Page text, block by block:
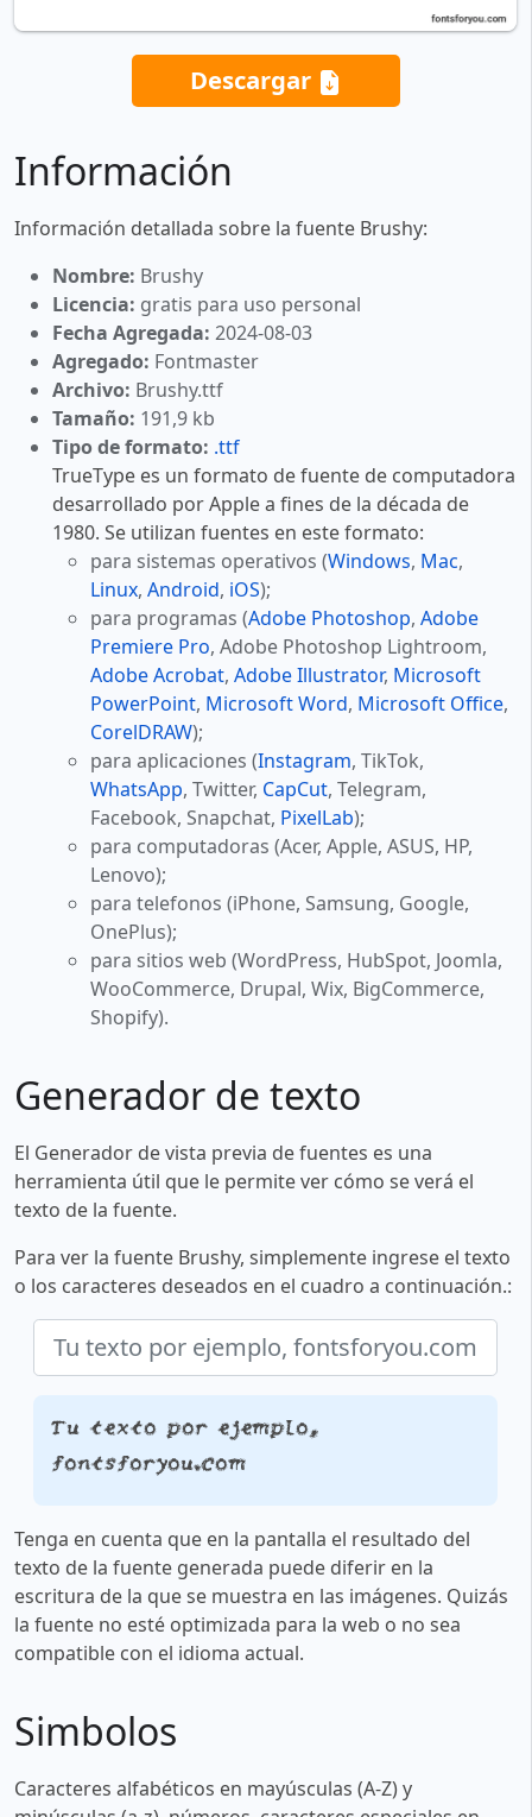
Descargar
Información
Información detallada sobre la fuente Brushy:
Nombre: Brushy
Licencia: gratis para uso personal
Fecha Agregada: 2024-08-03
Agregado: Fontmaster
Archivo: Brushy.ttf
Tamaño: 191,9 kb
Tipo de formato: .ttf
TrueType es un formato de fuente de computadora
desarrollado por Apple a fines de la década de
1980. Se utilizan fuentes en este formato:
para sistemas operativos (Windows, Mac,
Linux, Android, iOS);
para programas (Adobe Photoshop, Adobe
Premiere Pro, Adobe Photoshop Lightroom,
Adobe Acrobat, Adobe Illustrator, Microsoft
PowerPoint, Microsoft Word, Microsoft Office,
CorelDRAW);
para aplicaciones (Instagram, TikTok,
WhatsApp, Twitter, CapCut, Telegram,
Facebook, Snapchat, PixelLab);
para computadoras (Acer, Apple, ASUS, HP,
Lenovo);
para telefonos (iPhone, Samsung, Google,
OnePlus);
para sitios web (WordPress, HubSpot, Joomla,
WooCommerce, Drupal, Wix, BigCommerce,
Shopify).
Generador de texto
El Generador de vista previa de fuentes es una
herramienta útil que le permite ver cómo se verá el
texto de la fuente.
Para ver la fuente Brushy, simplemente ingrese el texto
o los caracteres deseados en el cuadro a continuación.:
Tu texto por ejemplo,
fontsforyou.com
Tenga en cuenta que en la pantalla el resultado del
texto de la fuente generada puede diferir en la
escritura de la que se muestra en las imágenes. Quizás
la fuente no esté optimizada para la web o no sea
compatible con el idioma actual.
Simbolos
Caracteres alfabéticos en mayúsculas (A-Z) y